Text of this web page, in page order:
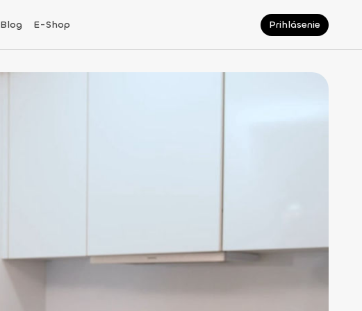
Blog E-Shop Prihlásenie